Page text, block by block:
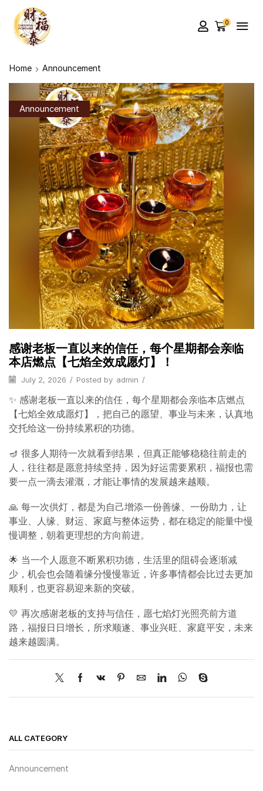
0
Home Announcement
Announcement
感谢老板一直以来的信任，每个星期都会亲临
本店燃点【七焰全效成愿灯】！
July 2, 2026 / Posted by admin /
✨ 感谢老板一直以来的信任，每个星期都会亲临本店燃点
【七焰全效成愿灯】，把自己的愿望、事业与未来，认真地
交托给这一份持续累积的功德。
🪔 很多人期待一次就看到结果，但真正能够稳稳往前走的
人，往往都是愿意持续坚持，因为好运需要累积，福报也需
要一点一滴去灌溉，才能让事情的发展越来越顺。
🙏 每一次供灯，都是为自己增添一份善缘、一份助力，让
事业、人缘、财运、家庭与整体运势，都在稳定的能量中慢
慢调整，朝着更理想的方向前进。
🌟 当一个人愿意不断累积功德，生活里的阻碍会逐渐减
少，机会也会随着缘分慢慢靠近，许多事情都会比过去更加
顺利，也更容易迎来新的突破。
💛 再次感谢老板的支持与信任，愿七焰灯光照亮前方道
路，福报日日增长，所求顺遂、事业兴旺、家庭平安，未来
越来越圆满。
ALL CATEGORY
Announcement